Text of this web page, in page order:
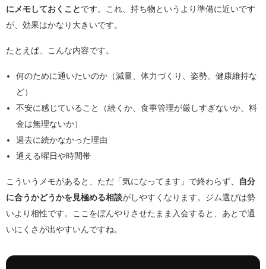
にメモしておくことです。これ、持ち物というより準備に近いです
が、効果はかなり大きいです。
たとえば、こんな内容です。
何のために通いたいのか（減量、体力づくり、姿勢、健康維持な
ど）
不安に感じていること（続くか、食事管理が厳しすぎないか、料
金は無理ないか）
過去に続かなかった理由
通える曜日や時間帯
こういうメモがあると、ただ「気になってます」で終わらず、
自分
に合うかどうかを見極める相談がしやすくなります。ジム選びは勢
いより相性です。ここをぼんやりさせたまま入会すると、あとで通
いにくさが出やすいんですね。